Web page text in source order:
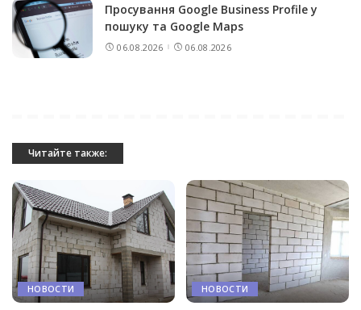
Просування Google Business Profile у
пошуку та Google Maps
06.08.2026 06.08.2026
Читайте также:
НОВОСТИ НОВОСТИ